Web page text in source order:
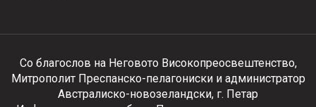
Со благослов на Неговото Високопреосвештенство,
Митрополит Преспанско-пелагониски и администратор
Австралиско-новозеландски, г. Петар